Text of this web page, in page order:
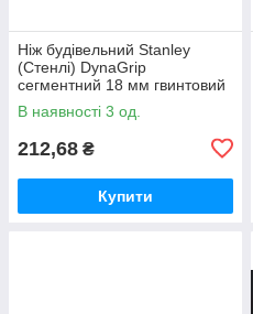
Ніж будівельний Stanley
(Стенлі) DynaGrip
сегментний 18 мм гвинтовий
фіксатор
В наявності 3 од.
212,68 ₴
Купити